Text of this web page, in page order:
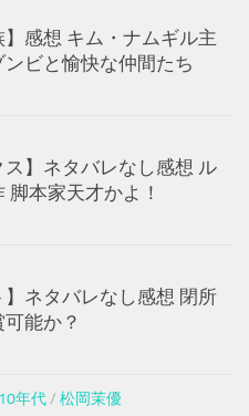
感想 キム・ナムギル主
ビと愉快な仲間たち
】ネタバレなし感想 ル
脚本家天才かよ！
ネタバレなし感想 閉所
能か？
年代/ 松岡茉優